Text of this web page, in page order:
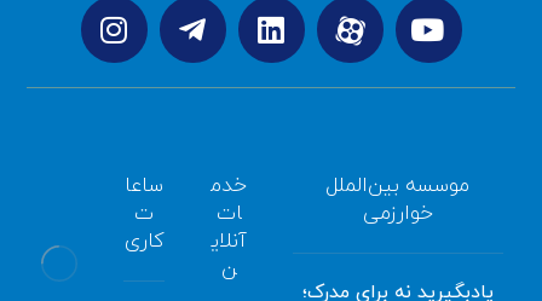
موسسه بین‌الملل
خوارزمی
یادبگیرید نه برای مدرک؛
خدم
ات
آنلای
ن
ساعا
ت
کاری